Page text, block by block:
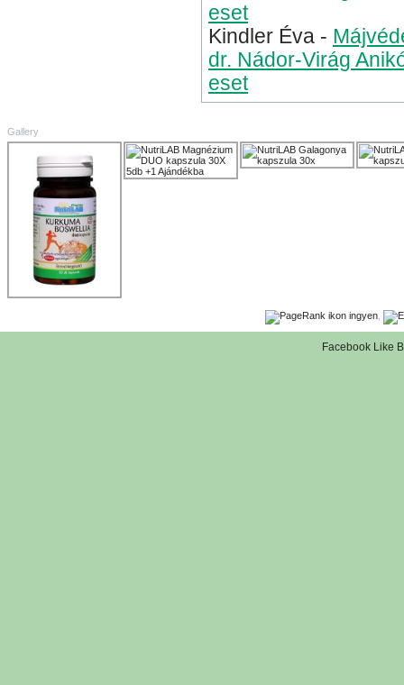
eset
Kindler Éva -
dr. Nádor-Virág
eset
Gallery
,
Facebook Like